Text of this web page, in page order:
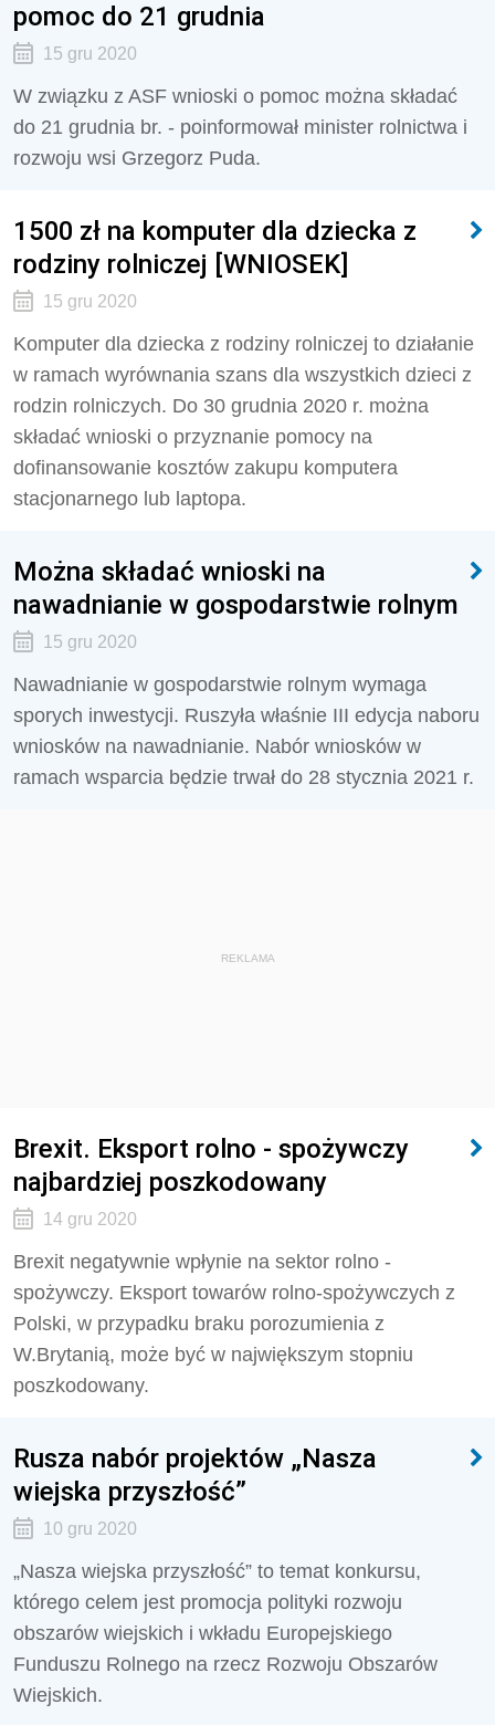
pomoc do 21 grudnia
15 gru 2020
W związku z ASF wnioski o pomoc można składać
do 21 grudnia br. - poinformował minister rolnictwa i
rozwoju wsi Grzegorz Puda.
1500 zł na komputer dla dziecka z
rodziny rolniczej [WNIOSEK]
15 gru 2020
Komputer dla dziecka z rodziny rolniczej to działanie
w ramach wyrównania szans dla wszystkich dzieci z
rodzin rolniczych. Do 30 grudnia 2020 r. można
składać wnioski o przyznanie pomocy na
dofinansowanie kosztów zakupu komputera
stacjonarnego lub laptopa.
Można składać wnioski na
nawadnianie w gospodarstwie rolnym
15 gru 2020
Nawadnianie w gospodarstwie rolnym wymaga
sporych inwestycji. Ruszyła właśnie III edycja naboru
wniosków na nawadnianie. Nabór wniosków w
ramach wsparcia będzie trwał do 28 stycznia 2021 r.
REKLAMA
Brexit. Eksport rolno - spożywczy
najbardziej poszkodowany
14 gru 2020
Brexit negatywnie wpłynie na sektor rolno -
spożywczy. Eksport towarów rolno-spożywczych z
Polski, w przypadku braku porozumienia z
W.Brytanią, może być w największym stopniu
poszkodowany.
Rusza nabór projektów „Nasza
wiejska przyszłość”
10 gru 2020
„Nasza wiejska przyszłość” to temat konkursu,
którego celem jest promocja polityki rozwoju
obszarów wiejskich i wkładu Europejskiego
Funduszu Rolnego na rzecz Rozwoju Obszarów
Wiejskich.